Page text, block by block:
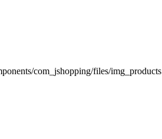
com_jshopping/files/img_products